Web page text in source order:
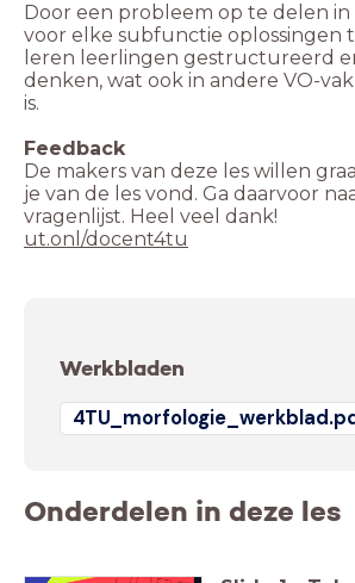
Door een probleem op te delen
voor elke subfunctie oplossingen
leren leerlingen gestructureerd
denken, wat ook in andere VO-
is.
Feedback
De makers van deze les willen
je van de les vond. Ga daarvoor
vragenlijst. Heel veel dank!
ut.onl/docent4tu
Werkbladen
Onderdelen in deze les